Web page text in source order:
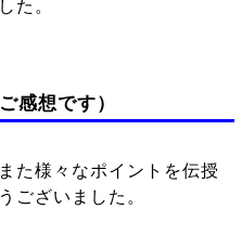
た。
感想です）
た様々なポイントを伝授
ございました。